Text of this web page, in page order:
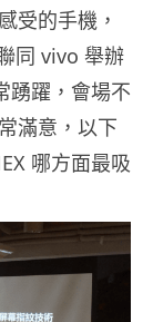
受的手機，
同 vivo 舉辦
踴躍，會場不
滿意，以下
哪方面最吸